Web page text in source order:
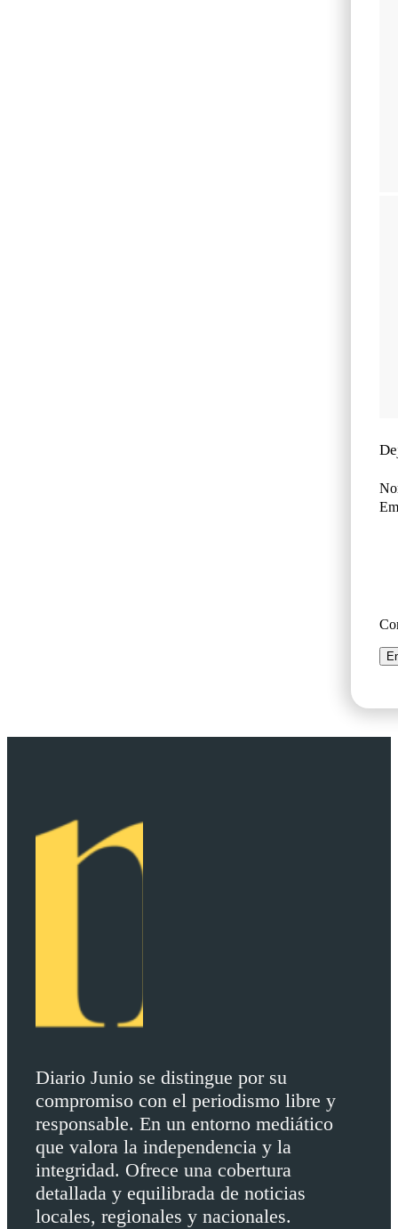
Diario Junio se distingue por su
compromiso con el periodismo libre y
responsable. En un entorno mediático
que valora la independencia y la
integridad. Ofrece una cobertura
detallada y equilibrada de noticias
locales, regionales y nacionales.